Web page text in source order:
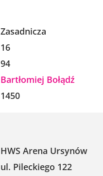
Zasadnicza
16
94
Bartłomiej Bołądź
1450
HWS Arena Ursynów
ul. Pileckiego 122